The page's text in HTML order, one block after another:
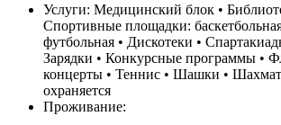
Услуги: Медицинский блок •
Спортивные площадки:
футбольная • Дискотеки •
Зарядки • Конкурсные программы •
концерты • Теннис • Шашки •
охраняется
Проживание: